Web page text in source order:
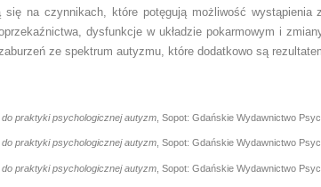
na czynnikach, które potęgują możliwość wystąpienia
dysfunkcje w układzie pokarmowym i
ze spektrum autyzmu, które dodatkowo są
praktyki psychologicznej autyzm , Sopot: Gdańskie Wydawnictwo
praktyki psychologicznej autyzm, Sopot: Gdańskie Wydawnictwo
praktyki psychologicznej autyzm , Sopot: Gdańskie Wydawnictwo